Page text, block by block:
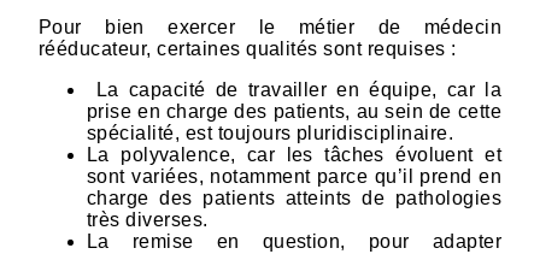
Pour bien exercer le métier de médecin
rééducateur, certaines qualités sont requises :
La capacité de travailler en équipe, car la
prise en charge des patients, au sein de cette
spécialité, est toujours pluridisciplinaire.
La polyvalence, car les tâches évoluent et
sont variées, notamment parce qu’il prend en
charge des patients atteints de pathologies
très diverses.
La remise en question, pour adapter